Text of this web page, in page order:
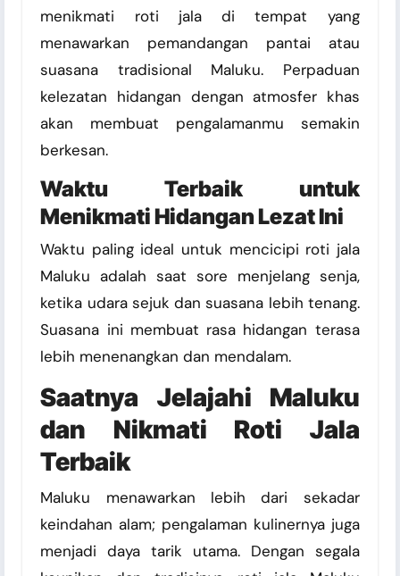
menikmati roti jala di tempat yang
menawarkan pemandangan pantai atau
suasana tradisional Maluku. Perpaduan
kelezatan hidangan dengan atmosfer khas
akan membuat pengalamanmu semakin
berkesan.
Waktu Terbaik untuk
Menikmati Hidangan Lezat Ini
Waktu paling ideal untuk mencicipi roti jala
Maluku adalah saat sore menjelang senja,
ketika udara sejuk dan suasana lebih tenang.
Suasana ini membuat rasa hidangan terasa
lebih menenangkan dan mendalam.
Saatnya Jelajahi Maluku
dan Nikmati Roti Jala
Terbaik
Maluku menawarkan lebih dari sekadar
keindahan alam; pengalaman kulinernya juga
menjadi daya tarik utama. Dengan segala